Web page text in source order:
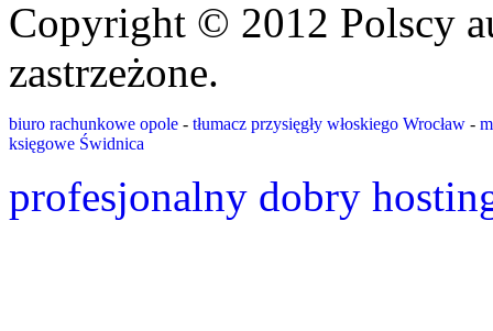
Copyright © 2012 Polscy
zastrzeżone.
biuro rachunkowe opole - tłumacz przysięgły włoskiego Wrocław -
księgowe Świdnica
profesjonalny dobry